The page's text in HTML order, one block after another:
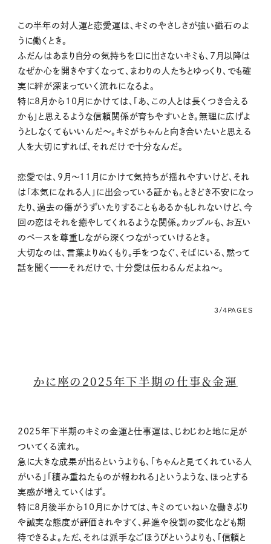
この半年の対人運と恋愛運は、キミのやさしさが強い磁石のよ
うに働くとき。
ふだんはあまり自分の気持ちを口に出さないキミも、7月以降は
なぜか心を開きやすくなって、まわりの人たちとゆっくり、でも確
実に絆が深まっていく流れになるよ。
特に8月から10月にかけては、「あ、この人とは長くつき合える
かも」と思えるような信頼関係が育ちやすいとき。無理に広げよ
うとしなくてもいいんだ〜。キミがちゃんと向き合いたいと思える
人を大切にすれば、それだけで十分なんだ。
恋愛では、9月〜11月にかけて気持ちが揺れやすいけど、それ
は「本気になれる人」に出会っている証かも。ときどき不安になっ
たり、過去の傷がうずいたりすることもあるかもしれないけど、今
回の恋はそれを癒やしてくれるような関係。カップルも、お互い
のペースを尊重しながら深くつながっていけるとき。
大切なのは、言葉よりぬくもり。手をつなぐ、そばにいる、黙って
話を聞く——それだけで、十分愛は伝わるんだよね〜。
3/4PAGES
かに座の2025年下半期の仕事＆金運
2025年下半期のキミの金運と仕事運は、じわじわと地に足が
ついてくる流れ。
急に大きな成果が出るというよりも、「ちゃんと見てくれている人
がいる」「積み重ねたものが報われる」というような、ほっとする
実感が増えていくはず。
特に8月後半から10月にかけては、キミのていねいな働きぶり
や誠実な態度が評価されやすく、昇進や役割の変化なども期
待できるよ。ただ、それは派手なごほうびというよりも、「信頼と